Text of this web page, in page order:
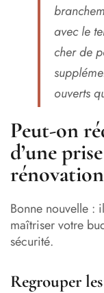
avec le
cher de
ouverts
Peut-on
d’une
Bonne nouvelle :
maîtriser votre
sécurité.
Regrouper